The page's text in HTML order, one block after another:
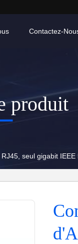
Contactez-
produit
seul gigabit